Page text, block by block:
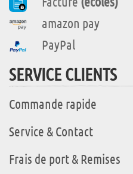
amazon pay
PayPal
SERVICE CLIENTS
Commande rapide
Service & Contact
Frais de port & Remises